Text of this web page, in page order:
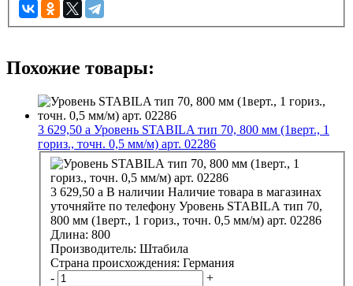
Похожие товары:
3 629,50 a Уровень STABILA тип 70, 800 мм (1верт., 1
гориз., точн. 0,5 мм/м) арт. 02286
3 629,50 a В наличии Наличие товара в магазинах
уточняйте по телефону Уровень STABILA тип 70,
800 мм (1верт., 1 гориз., точн. 0,5 мм/м) арт. 02286
Длина: 800
Производитель: Штабила
Страна происхождения: Германия
-
+